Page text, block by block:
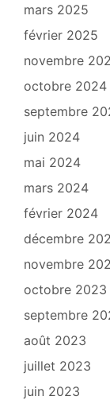
mars 2025
février 2025
novembre
octobre 2024
septembre
juin 2024
mai 2024
mars 2024
février 2024
décembre
novembre
octobre 2023
septembre
août 2023
juillet 2023
juin 2023